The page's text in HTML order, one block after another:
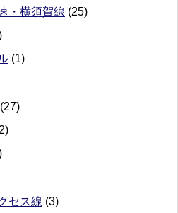
・横須賀線 (25)
(1)
(27)
セス線 (3)